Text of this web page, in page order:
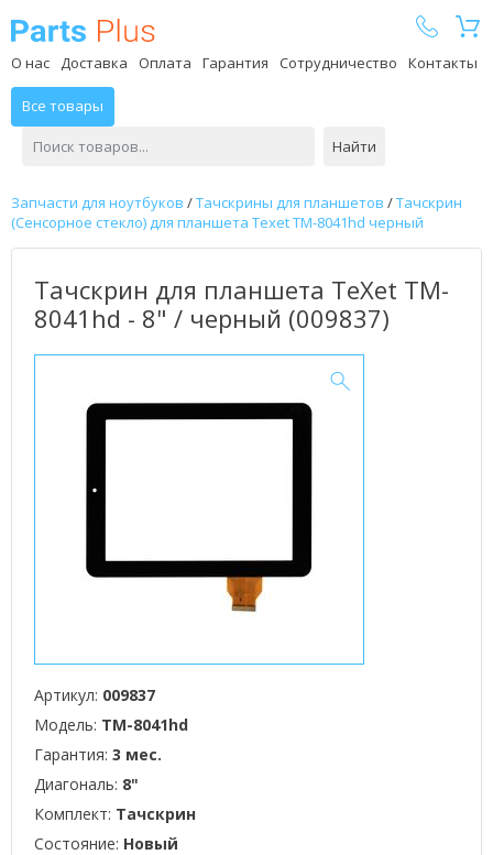
О нас Доставка Оплата Гарантия Сотрудничество Контакты
Все товары
Найти
Запчасти для ноутбуков /Тачскрины для планшетов /Тачскрин
(Сенсорное стекло) для планшета Texet TM-8041hd черный
Тачскрин для планшета TeXet TM-
8041hd - 8" / черный (009837)
Артикул: 009837
Модель: TM-8041hd
Гарантия: 3 мес.
Диагональ: 8"
Комплект: Тачскрин
Состояние: Новый